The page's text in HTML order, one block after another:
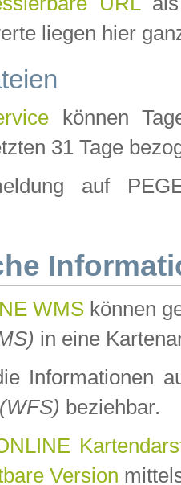
liegen hier
können
31 Tage
auf
WMS können
in eine
Informationen
beziehbar.
Version